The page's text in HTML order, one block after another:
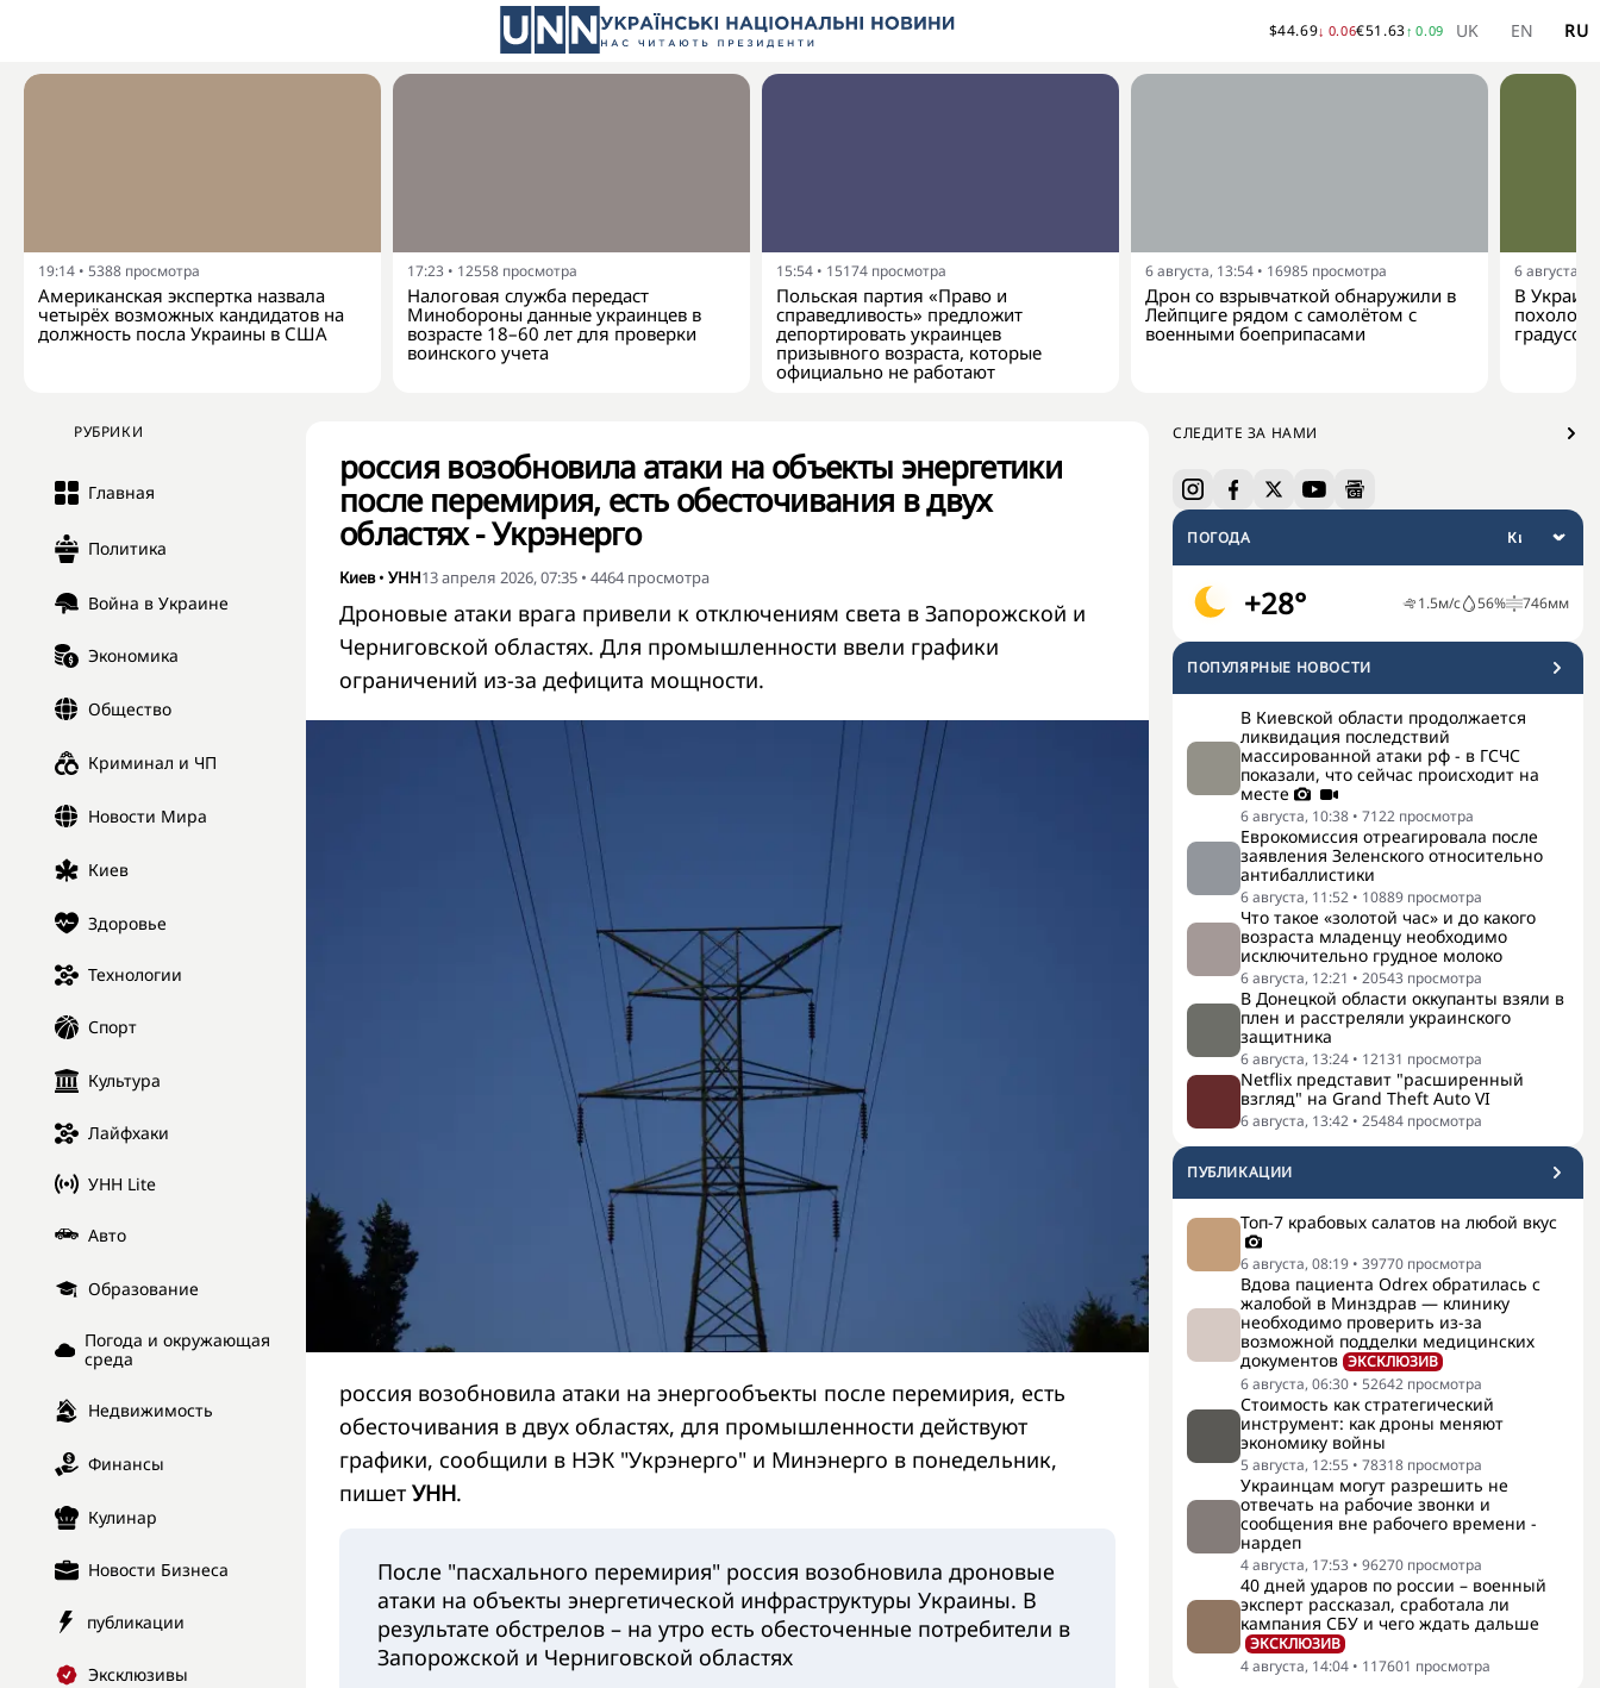
$44.69↓ 0.06€51.63↑ 0.09 UK EN RU
19:14 • 5388 просмотра
Американская экспертка назвала
четырёх возможных кандидатов на
должность посла Украины в США
17:23 • 12558 просмотра
Налоговая служба передаст
Минобороны данные украинцев в
возрасте 18–60 лет для проверки
воинского учета
15:54 • 15174 просмотра
Польская партия «Право и
справедливость» предложит
депортировать украинцев
призывного возраста, которые
официально не работают
6 августа, 13:54 • 16985 просмотра
Дрон со взрывчаткой обнаружили в
Лейпциге рядом с самолётом с
военными боеприпасами
6 августа,
В
градусов
РУБРИКИ
Главная
Политика
Война в Украине
Экономика
Общество
Криминал и ЧП
Новости Мира
Киев
Здоровье
Технологии
Спорт
Культура
Лайфхаки
УНН Lite
Авто
Образование
Погода и окружающая
среда
Недвижимость
Финансы
Кулинар
Новости Бизнеса
публикации
Эксклюзивы
СЛЕДИТЕ ЗА НАМИ
ПОГОДА
+28° 1.5м/с 56% 746мм
ПОПУЛЯРНЫЕ НОВОСТИ
В Киевской области продолжается
ликвидация последствий
массированной атаки рф - в ГСЧС
показали, что сейчас происходит на
месте
6 августа, 10:38 • 7122 просмотра
Еврокомиссия отреагировала после
заявления Зеленского относительно
антибаллистики
6 августа, 11:52 • 10889 просмотра
Что такое «золотой час» и до какого
возраста младенцу необходимо
исключительно грудное молоко
6 августа, 12:21 • 20543 просмотра
В Донецкой области оккупанты взяли в
плен и расстреляли украинского
защитника
6 августа, 13:24 • 12131 просмотра
Netflix представит "расширенный
взгляд" на Grand Theft Auto VI
6 августа, 13:42 • 25484 просмотра
ПУБЛИКАЦИИ
Топ-7 крабовых салатов на любой вкус
6 августа, 08:19 • 39770 просмотра
Вдова пациента Odrex обратилась с
жалобой в Минздрав — клинику
необходимо проверить из-за
возможной подделки медицинских
документов ЭКСКЛЮЗИВ
6 августа, 06:30 • 52642 просмотра
Стоимость как стратегический
инструмент: как дроны меняют
экономику войны
5 августа, 12:55 • 78318 просмотра
Украинцам могут разрешить не
отвечать на рабочие звонки и
сообщения вне рабочего времени -
нардеп
4 августа, 17:53 • 96270 просмотра
40 дней ударов по россии – военный
эксперт рассказал, сработала ли
кампания СБУ и чего ждать дальше
ЭКСКЛЮЗИВ
4 августа, 14:04 • 117601 просмотра
россия возобновила атаки на объекты энергетики
после перемирия, есть обесточивания в двух
областях - Укрэнерго
Киев• УНН13 апреля 2026, 07:35 • 4464 просмотра
Дроновые атаки врага привели к отключениям света в Запорожской и
Черниговской областях. Для промышленности ввели графики
ограничений из-за дефицита мощности.
россия возобновила атаки на энергообъекты после перемирия, есть
обесточивания в двух областях, для промышленности действуют
графики, сообщили в НЭК "Укрэнерго" и Минэнерго в понедельник,
пишет УНН.
После "пасхального перемирия" россия возобновила дроновые
атаки на объекты энергетической инфраструктуры Украины. В
результате обстрелов – на утро есть обесточенные потребители в
Запорожской и Черниговской областях